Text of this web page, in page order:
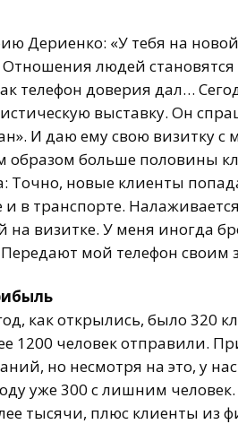
Дериенко: «У тебя на
людей
телефон доверия дал…
выставку. Он
И даю ему свою визитку
образом больше половины
Точно, новые клиенты
и в транспорте.
на визитке. У меня иногда
Передают мой телефон своим
как открылись, было 320
1200 человек отправили.
но несмотря на это, у
уже 300 с лишним
тысячи, плюс клиенты из